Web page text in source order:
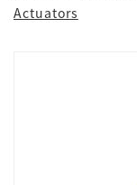
Actuators